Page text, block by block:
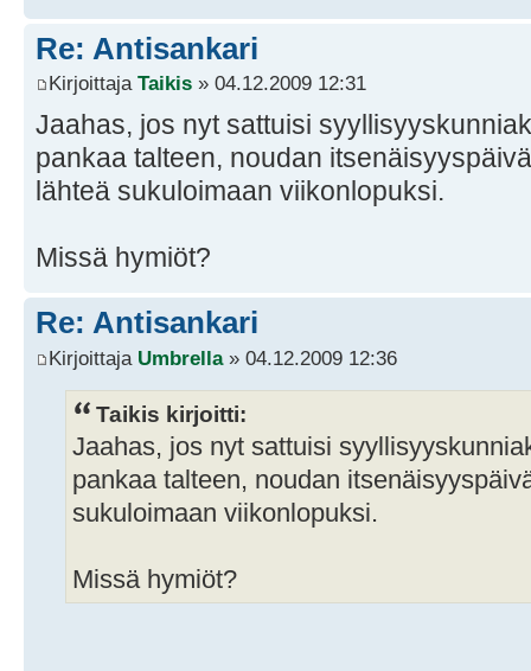
Re: Antisankari
Kirjoittaja Taikis » 04.12.2009 12:31
Jaahas, jos nyt sattuisi
pankaa talteen, noudan
lähteä sukuloimaan viikonlopuksi.
Missä hymiöt?
Re: Antisankari
Kirjoittaja Umbrella» 04.12.2009 12:36
Taikis kirjoitti:
Jaahas, jos nyt sattuisi
pankaa talteen, noudan
sukuloimaan viikonlopuksi.
Missä hymiöt?